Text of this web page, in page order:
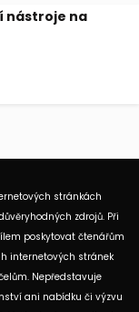
nástroje na
stránkách
zdrojů. Při
poskytovat čtenářům
internetových stránek
Nepředstavuje
ani nabídku či výzvu